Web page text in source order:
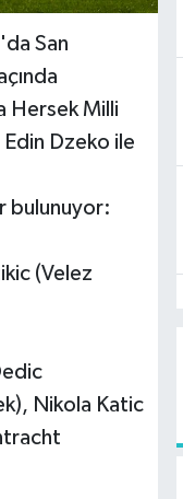
San
Hersek Milli
Edin Dzeko ile
bulunuyor:
(Velez
Nikola Katic